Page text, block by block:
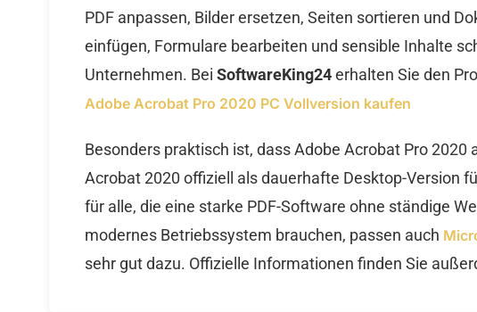
PDF anpassen, Bilder ersetzen, Seiten sortieren und
einfügen, Formulare bearbeiten und sensible Inhalte
Unternehmen. Bei SoftwareKing24erhalten Sie den
Adobe Acrobat Pro 2020 PC Vollversion kaufen
Besonders praktisch ist, dass Adobe Acrobat Pro
Acrobat 2020 offiziell als dauerhafte Desktop-Version
für alle, die eine starke PDF-Software ohne ständige
modernes Betriebssystem brauchen, passen auch
sehr gut dazu. Offizielle Informationen finden Sie